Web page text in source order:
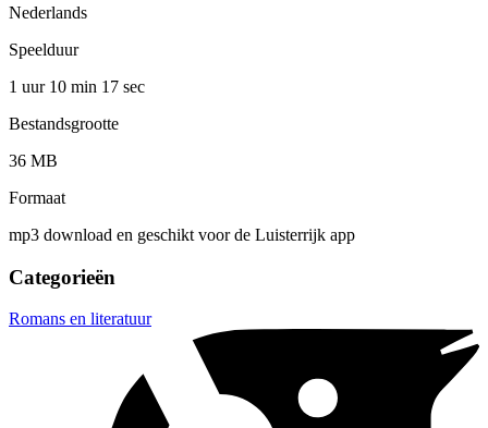
Nederlands
Speelduur
1 uur 10 min 17 sec
Bestandsgrootte
36 MB
Formaat
mp3 download en geschikt voor de Luisterrijk app
Categorieën
Romans en literatuur